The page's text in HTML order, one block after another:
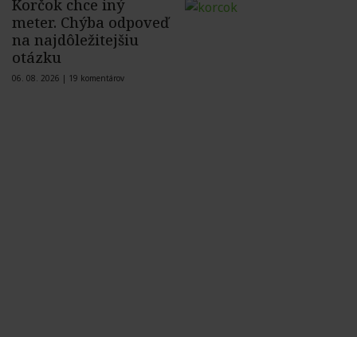
Korčok chce iný
meter. Chýba odpoveď
na najdôležitejšiu
otázku
06. 08. 2026 | 19 komentárov